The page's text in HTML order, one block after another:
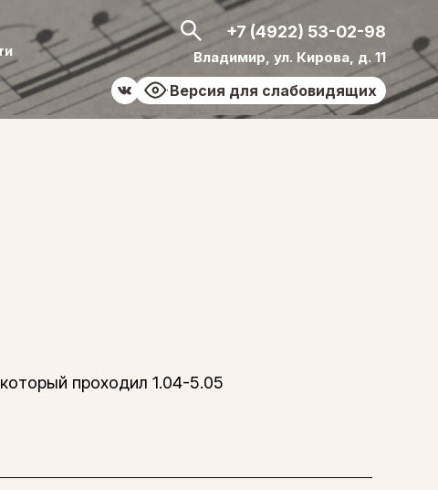
Версия для слабовидящих
+7 (4922) 53-02-98
Владимир, ул. Кирова, д. 11
проходил 1.04-5.05